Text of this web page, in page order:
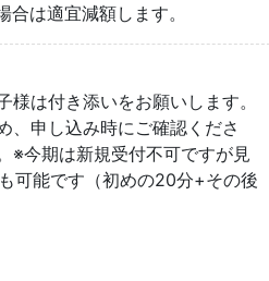
は適宜減額します。
は付き添いをお願いします。
申し込み時にご確認くださ
※今期は新規受付不可ですが見
可能です（初めの20分+その後